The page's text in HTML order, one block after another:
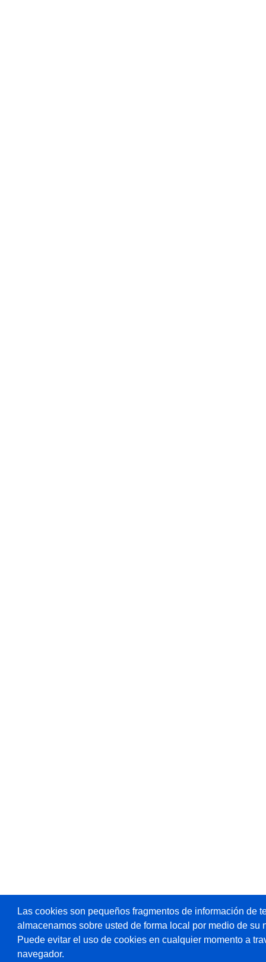
Las cookies son pequeños fragmentos de información de
almacenamos sobre usted de forma local por medio de su
Puede evitar el uso de cookies en cualquier momento a
navegador.